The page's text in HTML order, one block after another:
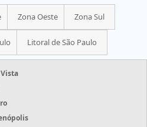
Zona Oeste Zona Sul
Litoral de São Paulo